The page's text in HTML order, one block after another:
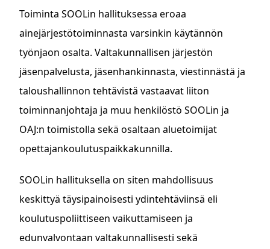
Toiminta SOOLin hallituksessa eroaa
ainejärjestötoiminnasta varsinkin käytännön
työnjaon osalta. Valtakunnallisen järjestön
jäsenpalvelusta, jäsenhankinnasta, viestinnästä ja
taloushallinnon tehtävistä vastaavat liiton
toiminnanjohtaja ja muu henkilöstö SOOLin ja
OAJ:n toimistolla sekä osaltaan aluetoimijat
opettajankoulutuspaikkakunnilla.
SOOLin hallituksella on siten mahdollisuus
keskittyä täysipainoisesti ydintehtäviinsä eli
koulutuspoliittiseen vaikuttamiseen ja
edunvalvontaan valtakunnallisesti sekä